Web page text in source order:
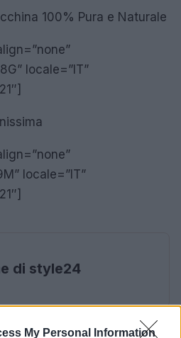
My Personal Information
100% Pura e Naturale
locale=”IT”
locale=”IT”
di style24